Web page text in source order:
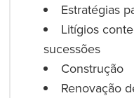
Estratégias
Litígios
sucessões
Construção
Renovação